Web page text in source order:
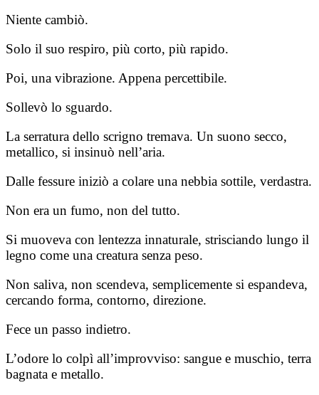
Niente cambiò.
Solo il suo respiro, più corto, più rapido.
Poi, una vibrazione. Appena percettibile.
Sollevò lo sguardo.
La serratura dello scrigno tremava. Un suono secco,
metallico, si insinuò nell’aria.
Dalle fessure iniziò a colare una nebbia sottile, verdastra.
Non era un fumo, non del tutto.
Si muoveva con lentezza innaturale, strisciando lungo il
legno come una creatura senza peso.
Non saliva, non scendeva, semplicemente si espandeva,
cercando forma, contorno, direzione.
Fece un passo indietro.
L’odore lo colpì all’improvviso: sangue e muschio, terra
bagnata e metallo.